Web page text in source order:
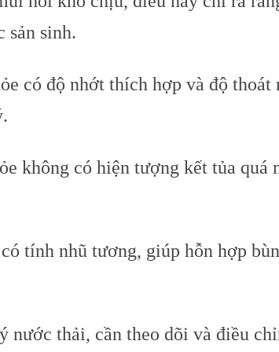
sản sinh.
có độ nhớt thích hợp và độ
không có hiện tượng kết tủa quá
tính nhũ tương, giúp hỗn hợp
thải, cần theo dõi và điều